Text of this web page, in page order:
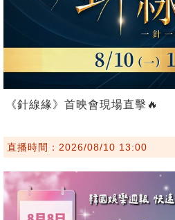
《針線緣》首映會現場直擊🔥
直播時間：2026/08/10 13:00